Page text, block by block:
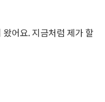
어요. 지금처럼 제가 할